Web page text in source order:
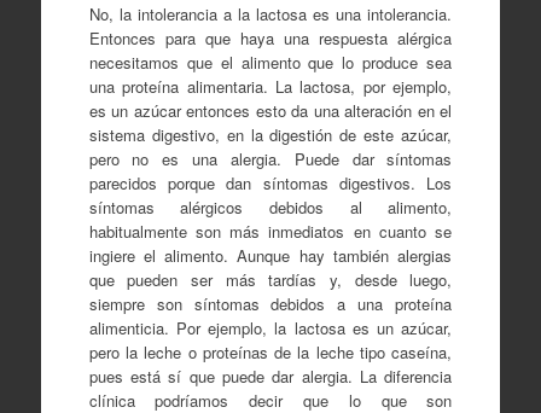
No, la intolerancia a la lactosa es una intolerancia.
Entonces para que haya una respuesta alérgica
necesitamos que el alimento que lo produce sea
una proteína alimentaria. La lactosa, por ejemplo,
es un azúcar entonces esto da una alteración en el
sistema digestivo, en la digestión de este azúcar,
pero no es una alergia. Puede dar síntomas
parecidos porque dan síntomas digestivos. Los
síntomas alérgicos debidos al alimento,
habitualmente son más inmediatos en cuanto se
ingiere el alimento. Aunque hay también alergias
que pueden ser más tardías y, desde luego,
siempre son síntomas debidos a una proteína
alimenticia. Por ejemplo, la lactosa es un azúcar,
pero la leche o proteínas de la leche tipo caseína,
pues está sí que puede dar alergia. La diferencia
clínica podríamos decir que lo que son